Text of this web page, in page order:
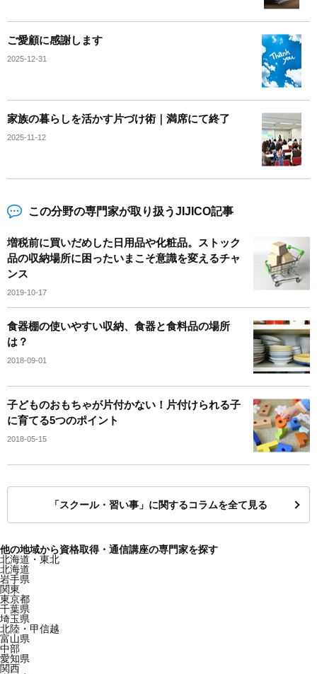
ご愛顧に感謝します
2025-12-31
家族の暮らしを活かす片づけ術｜満席にて終了
2025-11-12
この分野の専門家が取り扱うJIJICO記事
増税前に買いだめした日用品や化粧品。ストック
品の収納場所に困ったいまこそ意識を変えるチャ
ンス
2019-10-17
食器棚の使いやすい収納、食器と食料品の場所
は？
2018-09-01
子どものおもちゃが片付かない！片付けられる子
に育てる5つのポイント
2018-05-15
「スクール・習い事」に関するコラムを全て見る
他の地域から資格取得・通信講座の専門家を探す
北海道・東北
北海道
岩手県
関東
東京都
千葉県
埼玉県
北陸・甲信越
富山県
中部
愛知県
関西